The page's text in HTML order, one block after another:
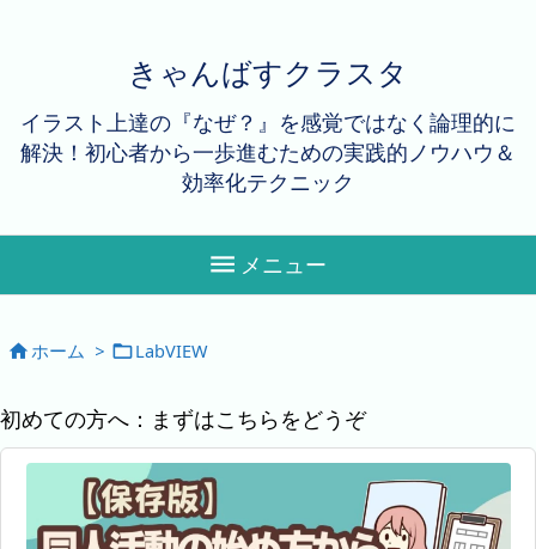
きゃんばすクラスタ
イラスト上達の『なぜ？』を感覚ではなく論理的に
解決！初心者から一歩進むための実践的ノウハウ＆
効率化テクニック
メニュー
ホーム > LabVIEW
初めての方へ：まずはこちらをどうぞ